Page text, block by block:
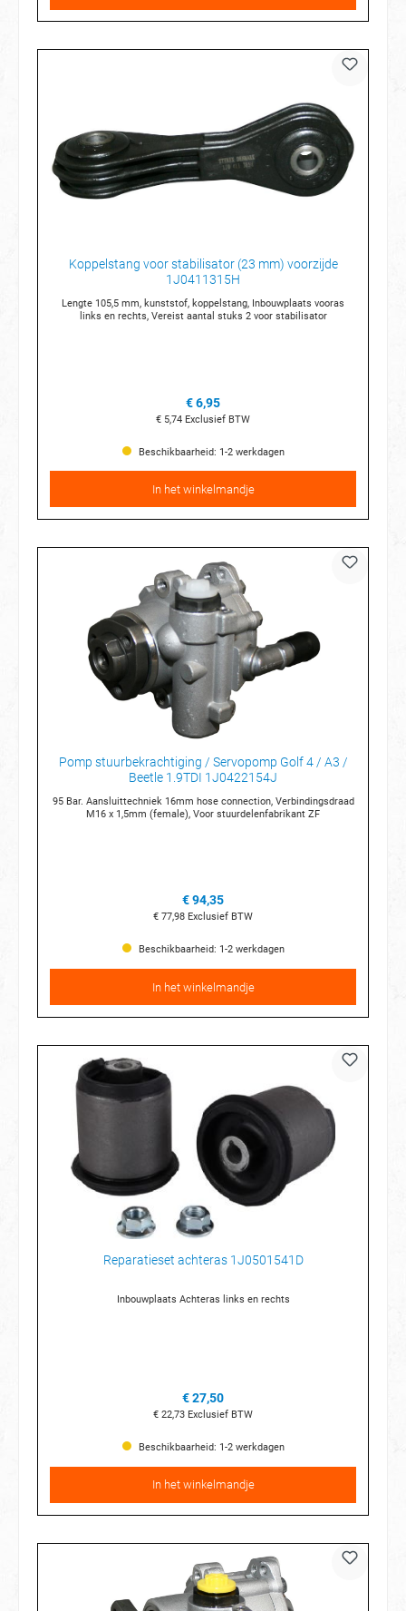
Koppelstang voor stabilisator (23 mm) voorzijde
1J0411315H
Lengte 105,5 mm, kunststof, koppelstang, Inbouwplaats vooras
links en rechts, Vereist aantal stuks 2 voor stabilisator
€ 6,95
€ 5,74 Exclusief BTW
Beschikbaarheid: 1-2 werkdagen
In het winkelmandje
Pomp stuurbekrachtiging / Servopomp Golf 4 / A3 /
Beetle 1.9TDI 1J0422154J
95 Bar. Aansluittechniek 16mm hose connection, Verbindingsdraad
M16 x 1,5mm (female), Voor stuurdelenfabrikant ZF
€ 94,35
€ 77,98 Exclusief BTW
Beschikbaarheid: 1-2 werkdagen
In het winkelmandje
Reparatieset achteras 1J0501541D
Inbouwplaats Achteras links en rechts
€ 27,50
€ 22,73 Exclusief BTW
Beschikbaarheid: 1-2 werkdagen
In het winkelmandje